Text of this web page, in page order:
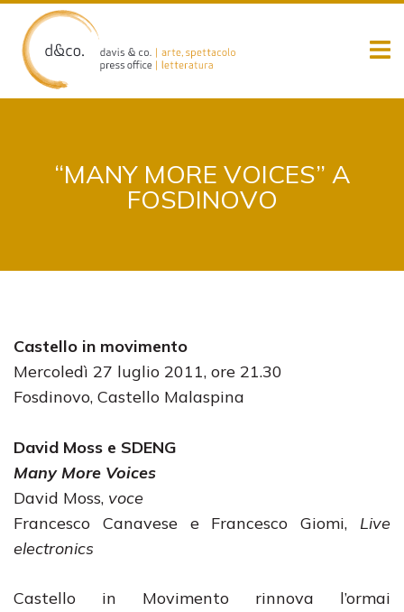
content
“MANY MORE VOICES” A
FOSDINOVO
Castello in movimento
Mercoledì 27 luglio 2011, ore 21.30
Fosdinovo, Castello Malaspina
David Moss e SDENG
Many More Voices
David Moss, voce
Francesco Canavese e Francesco Giomi, Live
electronics
Castello in Movimento rinnova l’ormai